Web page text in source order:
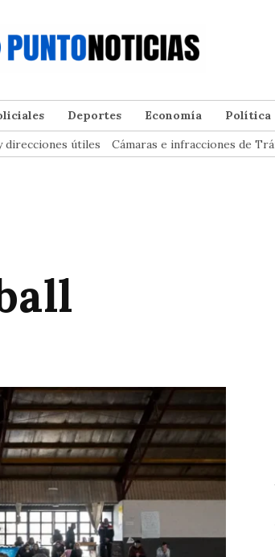
Deportes Economía Política
direcciones útiles Cámaras e infracciones de